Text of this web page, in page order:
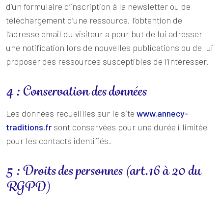
d’un formulaire d’inscription à la newsletter ou de
téléchargement d’une ressource, l’obtention de
l’adresse email du visiteur a pour but de lui adresser
une notification lors de nouvelles publications ou de lui
proposer des ressources susceptibles de l’intéresser.
4 : Conservation des données
Les données recueillies sur le site www.annecy-
traditions.fr sont conservées pour une durée illimitée
pour les contacts identifiés.
5 : Droits des personnes (art.16 à 20 du
RGPD)